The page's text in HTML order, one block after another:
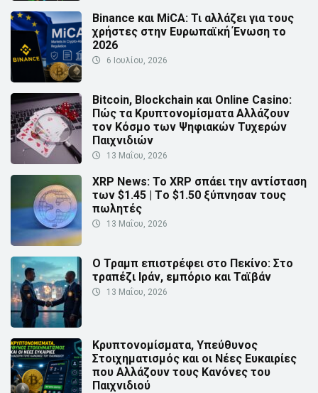
Binance και MiCA: Τι αλλάζει για τους
χρήστες στην Ευρωπαϊκή Ένωση το
2026
6 Ιουλίου, 2026
Bitcoin, Blockchain και Online Casino:
Πώς τα Κρυπτονομίσματα Αλλάζουν
τον Κόσμο των Ψηφιακών Τυχερών
Παιχνιδιών
13 Μαΐου, 2026
XRP News: Το XRP σπάει την αντίσταση
των $1.45 | Τo $1.50 ξύπνησαν τους
πωλητές
13 Μαΐου, 2026
Ο Τραμπ επιστρέφει στο Πεκίνο: Στο
τραπέζι Ιράν, εμπόριο και Ταϊβάν
13 Μαΐου, 2026
Κρυπτονομίσματα, Υπεύθυνος
Στοιχηματισμός και οι Νέες Ευκαιρίες
που Αλλάζουν τους Κανόνες του
Παιχνιδιού